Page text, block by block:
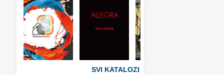
Svet ugostiteljstva
Svet zabave i umetnosti
Svet zanimljivosti
Svet zdravlja
SVI KATALOZI